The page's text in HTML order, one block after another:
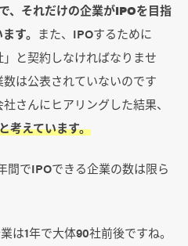
、それだけの企業がIPOを目指
す。 また、IPOするために
と契約しなければなりませ
は公表されていないのです
さんにヒアリングした結果、
考えています。
間でIPOできる企業の数は限ら
は1年で大体90社前後ですね。